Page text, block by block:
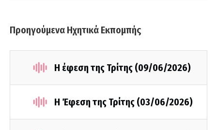
Προηγούμενα Ηχητικά Εκπομπής
Η έφεση της Τρίτης (09/06/2026)
Η Έφεση της Τρίτης (03/06/2026)